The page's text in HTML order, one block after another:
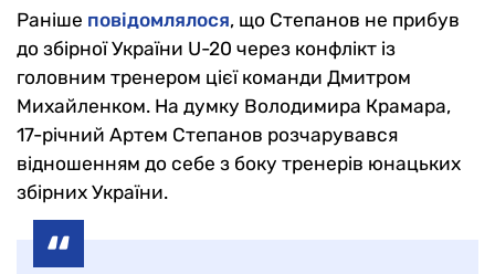
Раніше повідомлялося, що Степанов не прибув
до збірної України U-20 через конфлікт із
головним тренером цієї команди Дмитром
Михайленком. На думку Володимира Крамара,
17-річний Артем Степанов розчарувався
відношенням до себе з боку тренерів юнацьких
збірних України.